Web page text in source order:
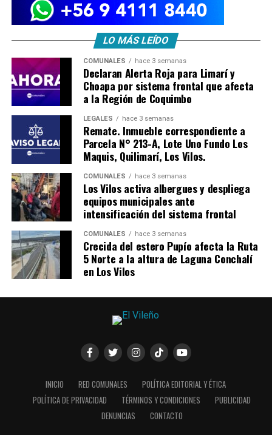
LO MÁS LEÍDO
COMUNALES hace 3 semanas
Declaran Alerta Roja para Limarí y
Choapa por sistema frontal que afecta
a la Región de Coquimbo
LEGALES hace 3 semanas
Remate. Inmueble correspondiente a
Parcela N° 213-A, Lote Uno Fundo Los
Maquis, Quilimarí, Los Vilos.
COMUNALES hace 3 semanas
Los Vilos activa albergues y despliega
equipos municipales ante
intensificación del sistema frontal
COMUNALES hace 3 semanas
Crecida del estero Pupío afecta la Ruta
5 Norte a la altura de Laguna Conchalí
en Los Vilos
INICIO RED COMUNALES
POLÍTICA EDITORIAL Y ÉTICA
POLÍTICA DE PRIVACIDAD
TÉRMINOS Y CONDICIONES
PUBLICIDAD
DENUNCIAS
CONTACTO